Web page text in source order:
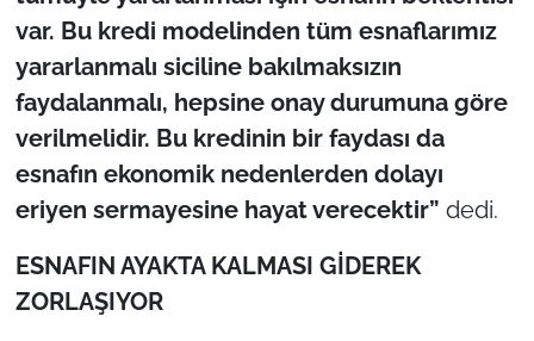
var. Bu kredi modelinden tüm esnaflarımız
yararlanmalı siciline bakılmaksızın
faydalanmalı, hepsine onay durumuna göre
verilmelidir. Bu kredinin bir faydası da
esnafın ekonomik nedenlerden dolayı
eriyen sermayesine hayat verecektir” dedi.
ESNAFIN AYAKTA KALMASI GİDEREK
ZORLAŞIYOR
İş Dünyası
Bilim Teknoloji
English News
Canlı Maç
Finans